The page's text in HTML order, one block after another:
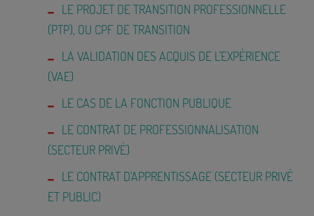
LE PROJET DE TRANSITION PROFESSIONNELLE
(PTP), OU CPF DE TRANSITION
LA VALIDATION DES ACQUIS DE L'EXPÉRIENCE
(VAE)
LE CAS DE LA FONCTION PUBLIQUE
LE CONTRAT DE PROFESSIONNALISATION
(SECTEUR PRIVÉ)
LE CONTRAT D'APPRENTISSAGE (SECTEUR PRIVÉ
ET PUBLIC)